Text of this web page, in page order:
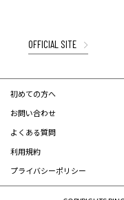
OFFICIAL SITE
初めての方へ
お問い合わせ
よくある質問
利用規約
プライバシーポリシー